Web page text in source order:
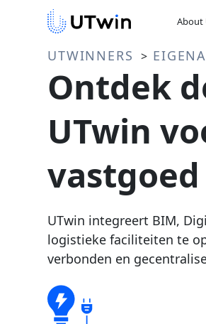
About
UTWINNERS >
Ontdek
UTwin
vastgoed
UTwin integreert BIM,
logistieke faciliteiten te
verbonden en